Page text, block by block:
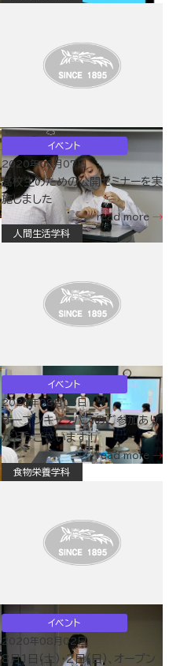
イベント
2020年08月07日
高校生のための公開セミナーを実
施しました
read more
人間生活学科
イベント
2020年08月05日
オープンキャンパスのご参加あり
がとうございます！
read more
食物栄養学科
イベント
2020年08月02日
8月1日（土）・2日（日）、オープン